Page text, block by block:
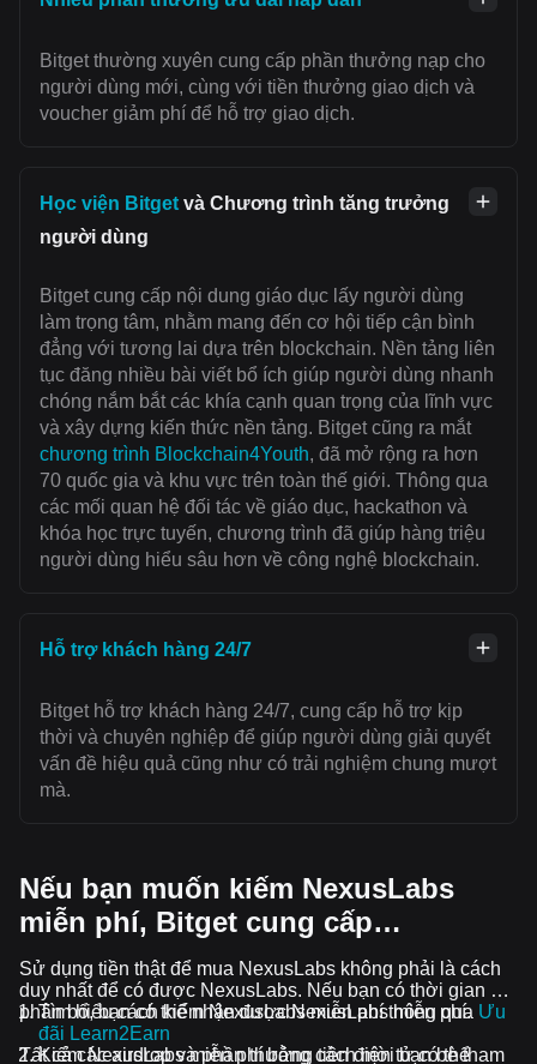
Bitget thường xuyên cung cấp phần thưởng nạp cho
người dùng mới, cùng với tiền thưởng giao dịch và
voucher giảm phí để hỗ trợ giao dịch.
Học viện Bitget và Chương trình tăng trưởng
người dùng
Bitget cung cấp nội dung giáo dục lấy người dùng
làm trọng tâm, nhằm mang đến cơ hội tiếp cận bình
đẳng với tương lai dựa trên blockchain. Nền tảng liên
tục đăng nhiều bài viết bổ ích giúp người dùng nhanh
chóng nắm bắt các khía cạnh quan trọng của lĩnh vực
và xây dựng kiến thức nền tảng. Bitget cũng ra mắt
chương trình Blockchain4Youth, đã mở rộng ra hơn
70 quốc gia và khu vực trên toàn thế giới. Thông qua
các mối quan hệ đối tác về giáo dục, hackathon và
khóa học trực tuyến, chương trình đã giúp hàng triệu
người dùng hiểu sâu hơn về công nghệ blockchain.
Hỗ trợ khách hàng 24/7
Bitget hỗ trợ khách hàng 24/7, cung cấp hỗ trợ kịp
thời và chuyên nghiệp để giúp người dùng giải quyết
vấn đề hiệu quả cũng như có trải nghiệm chung mượt
mà.
Nếu bạn muốn kiếm NexusLabs
miễn phí, Bitget cung cấp…
Sử dụng tiền thật để mua NexusLabs không phải là cách
duy nhất để có được NexusLabs. Nếu bạn có thời gian để
phân bổ, bạn có thể nhận được NexusLabs miễn phí.
Tìm hiểu cách kiếm NexusLabs miễn phí thông qua Ưu
đãi Learn2Earn
Kiếm NexusLabs miễn phí bằng cách mời bạn bè tham
Tất cả các airdrop và phần thưởng tiền điện tử có thể